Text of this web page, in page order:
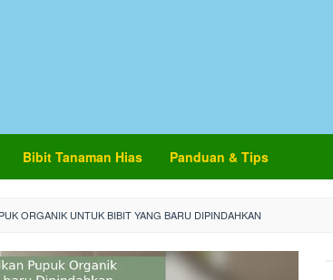
Bibit Tanaman Hias Panduan & Tips
ORGANIK UNTUK BIBIT YANG BARU DIPINDAHKAN